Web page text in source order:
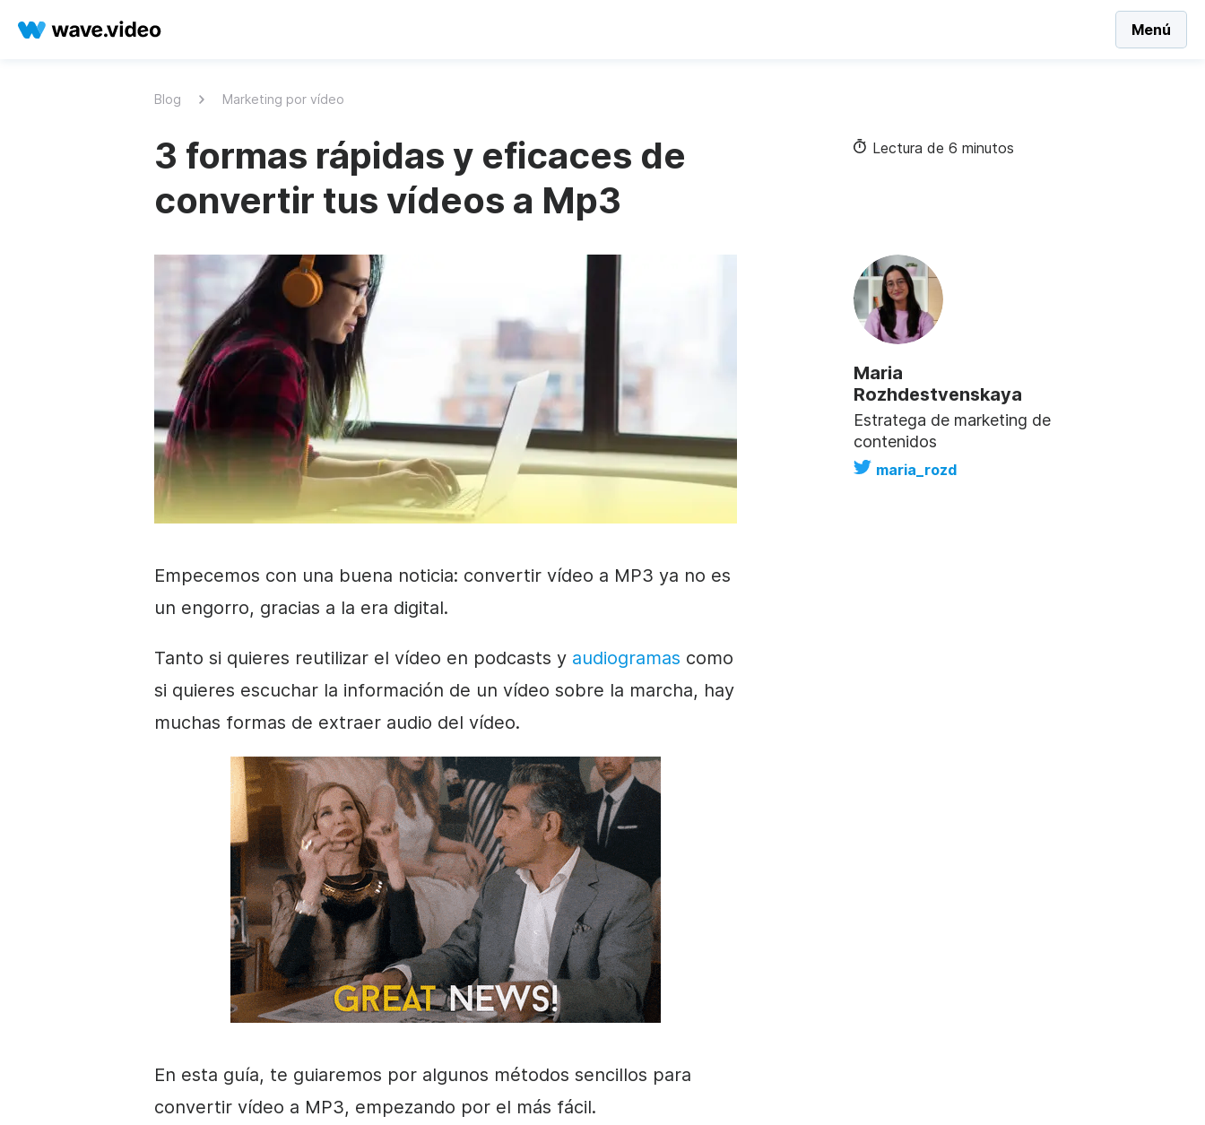
Menú
Blog Marketing por vídeo
3 formas rápidas y eficaces de
convertir tus vídeos a Mp3
Lectura de 6 minutos
Maria
Rozhdestvenskaya
Estratega de marketing de
contenidos
maria_rozd
Empecemos con una buena noticia: convertir vídeo a MP3 ya no es
un engorro, gracias a la era digital.
Tanto si quieres reutilizar el vídeo en podcasts y audiogramas como
si quieres escuchar la información de un vídeo sobre la marcha, hay
muchas formas de extraer audio del vídeo.
En esta guía, te guiaremos por algunos métodos sencillos para
convertir vídeo a MP3, empezando por el más fácil.